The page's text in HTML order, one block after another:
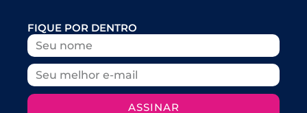
FIQUE POR DENTRO
ASSINAR